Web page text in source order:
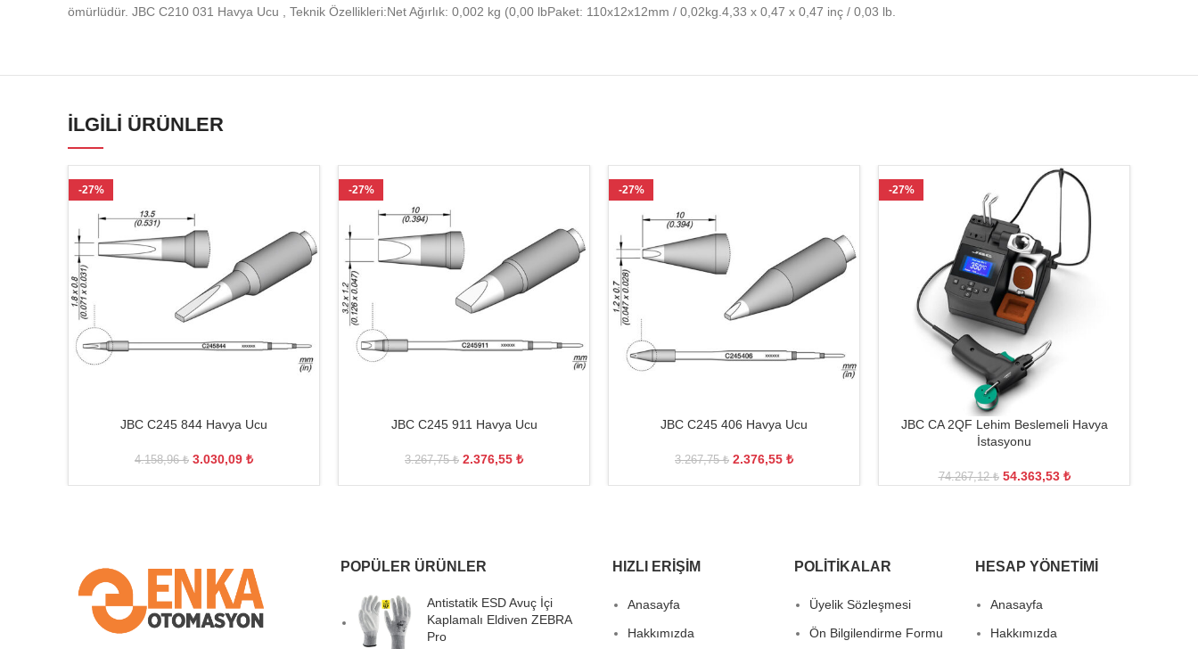
ömürlüdür. JBC C210 031 Havya Ucu , Teknik Özellikleri:Net Ağırlık: 0,002 kg (0,00 lbPaket: 110x12x12mm / 0,02kg.4,33 x 0,47 x 0,47 inç / 0,03 lb.
İLGILI ÜRÜNLER
-27%
JBC C245 844 Havya Ucu
4.158,96₺ 3.030,09 ₺
-27%
JBC C245 911 Havya Ucu
3.267,75₺ 2.376,55 ₺
-27%
JBC C245 406 Havya Ucu
3.267,75₺ 2.376,55 ₺
-27%
JBC CA 2QF Lehim Beslemeli Havya
İstasyonu
74.267,12₺ 54.363,53 ₺
POPÜLER ÜRÜNLER
Antistatik ESD Avuç İçi
Kaplamalı Eldiven ZEBRA
Pro
HIZLI ERIŞIM
Anasayfa
Hakkımızda
POLITIKALAR
Üyelik Sözleşmesi
Ön Bilgilendirme Formu
HESAP YÖNETIMI
Anasayfa
Hakkımızda